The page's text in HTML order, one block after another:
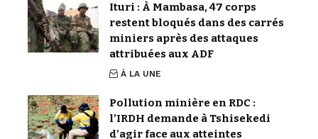
Ituri : À Mambasa, 47 corps
restent bloqués dans des carrés
miniers après des attaques
attribuées aux ADF
À LA UNE
Pollution minière en RDC :
l’IRDH demande à Tshisekedi
d’agir face aux atteintes